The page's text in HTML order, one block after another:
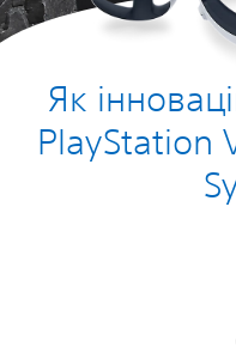
Як
PlayStation